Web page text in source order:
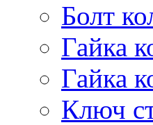
Болт
Гайка
Гайка
Ключ